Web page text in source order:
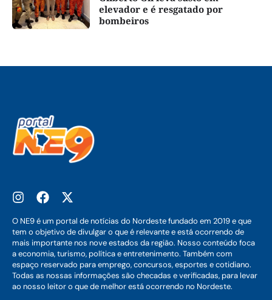
elevador e é resgatado por
bombeiros
O NE9 é um portal de notícias do Nordeste fundado em 2019 e que
tem o objetivo de divulgar o que é relevante e está ocorrendo de
mais importante nos nove estados da região. Nosso conteúdo foca
a economia, turismo, política e entretenimento. Também com
espaço reservado para emprego, concursos, esportes e cotidiano.
Todas as nossas informações são checadas e verificadas, para levar
ao nosso leitor o que de melhor está ocorrendo no Nordeste.